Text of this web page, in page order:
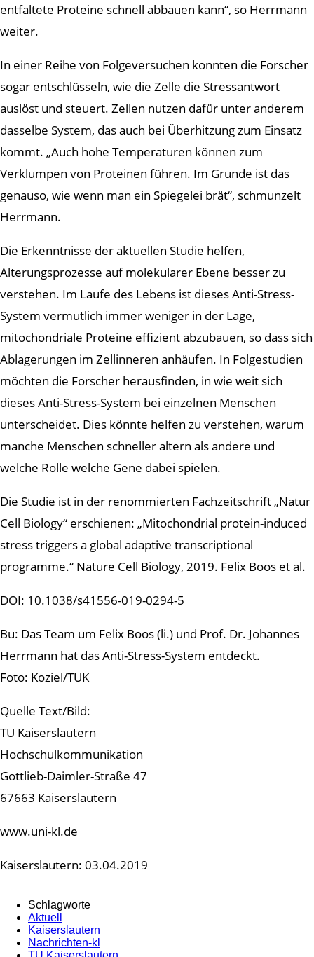
entfaltete Proteine schnell abbauen kann“, so Herrmann
weiter.
In einer Reihe von Folgeversuchen konnten die Forscher
sogar entschlüsseln, wie die Zelle die Stressantwort
auslöst und steuert. Zellen nutzen dafür unter anderem
dasselbe System, das auch bei Überhitzung zum Einsatz
kommt. „Auch hohe Temperaturen können zum
Verklumpen von Proteinen führen. Im Grunde ist das
genauso, wie wenn man ein Spiegelei brät“, schmunzelt
Herrmann.
Die Erkenntnisse der aktuellen Studie helfen,
Alterungsprozesse auf molekularer Ebene besser zu
verstehen. Im Laufe des Lebens ist dieses Anti-Stress-
System vermutlich immer weniger in der Lage,
mitochondriale Proteine effizient abzubauen, so dass sich
Ablagerungen im Zellinneren anhäufen. In Folgestudien
möchten die Forscher herausfinden, in wie weit sich
dieses Anti-Stress-System bei einzelnen Menschen
unterscheidet. Dies könnte helfen zu verstehen, warum
manche Menschen schneller altern als andere und
welche Rolle welche Gene dabei spielen.
Die Studie ist in der renommierten Fachzeitschrift „Natur
Cell Biology“ erschienen: „Mitochondrial protein-induced
stress triggers a global adaptive transcriptional
programme.“ Nature Cell Biology, 2019. Felix Boos et al.
DOI: 10.1038/s41556-019-0294-5
Bu: Das Team um Felix Boos (li.) und Prof. Dr. Johannes
Herrmann hat das Anti-Stress-System entdeckt.
Foto: Koziel/TUK
Quelle Text/Bild:
TU Kaiserslautern
Hochschulkommunikation
Gottlieb-Daimler-Straße 47
67663 Kaiserslautern
www.uni-kl.de
Kaiserslautern: 03.04.2019
Schlagworte
Aktuell
Kaiserslautern
Nachrichten-kl